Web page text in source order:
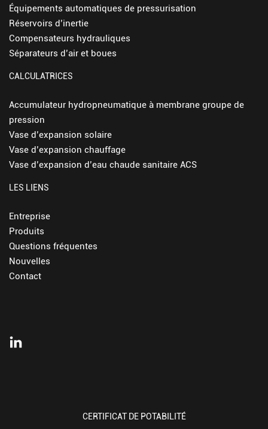
Équipements automatiques de pressurisation
Réservoirs d’inertie
Compensateurs hydrauliques
Séparateurs d’air et boues
CALCULATRICES
Accumulateur hydropneumatique à membrane groupe de
pression
Vase d’expansion solaire
Vase d’expansion chauffage
Vase d’expansion d’eau chaude sanitaire ACS
LES LIENS
Entreprise
Produits
Questions fréquentes
Nouvelles
Contact
CERTIFICAT DE POTABILITÉ